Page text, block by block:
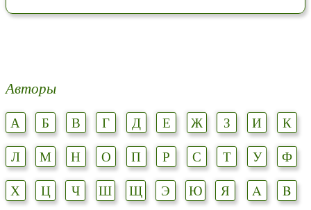
Авторы
А Б В Г Д Е Ж З И
К
Л
М Н О П Р С Т У
Ф
Х
Ц Ч Ш Щ Э Ю Я A
B